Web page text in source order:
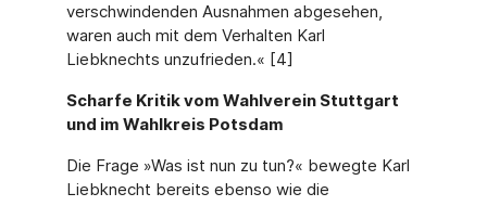
verschwindenden Ausnahmen abgesehen,
waren auch mit dem Verhalten Karl
Liebknechts unzufrieden.« [4]
Scharfe Kritik vom Wahlverein Stuttgart
und im Wahlkreis Potsdam
Die Frage »Was ist nun zu tun?« bewegte Karl
Liebknecht bereits ebenso wie die